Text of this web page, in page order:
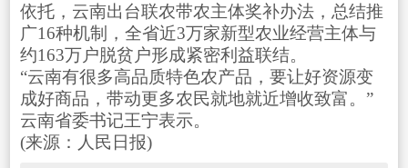
依托，云南出台联农带农主体奖补办法，总结推
广16种机制，全省近3万家新型农业经营主体与
约163万户脱贫户形成紧密利益联结。
“云南有很多高品质特色农产品，要让好资源变
成好商品，带动更多农民就地就近增收致富。”
云南省委书记王宁表示。
(来源：人民日报)